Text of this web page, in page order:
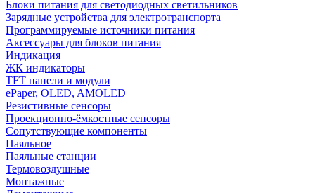
Блоки питания для светодиодных светильников
Зарядные устройства для электротранспорта
Программируемые источники питания
Аксессуары для блоков питания
Индикация
ЖК индикаторы
TFT панели и модули
ePaper, OLED, AMOLED
Резистивные сенсоры
Проекционно-ёмкостные сенсоры
Сопутствующие компоненты
Паяльное
Паяльные станции
Термовоздушные
Монтажные